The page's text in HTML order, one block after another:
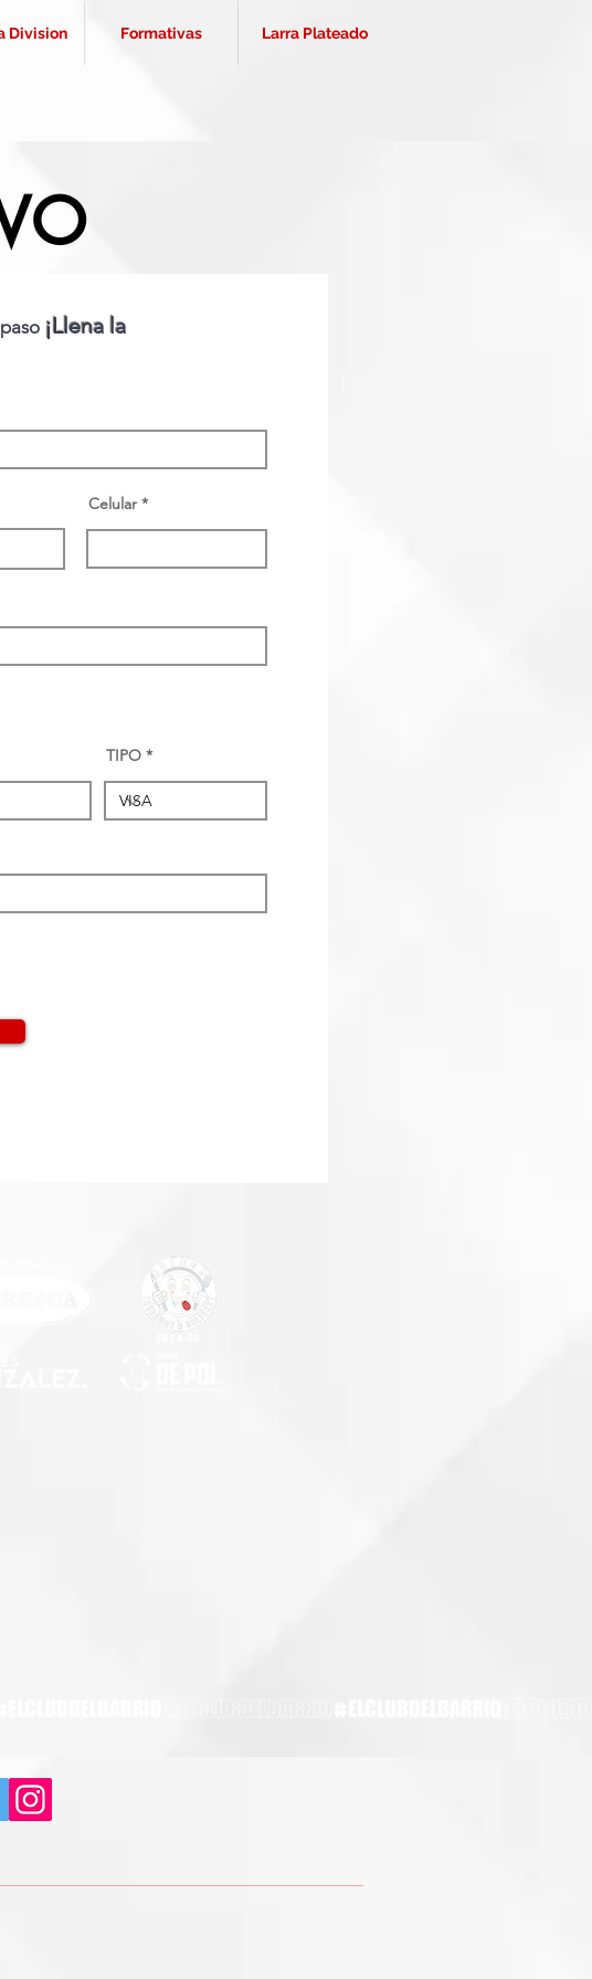
Division Formativas Larra Plateado
¡Llena la
Celular
TIPO